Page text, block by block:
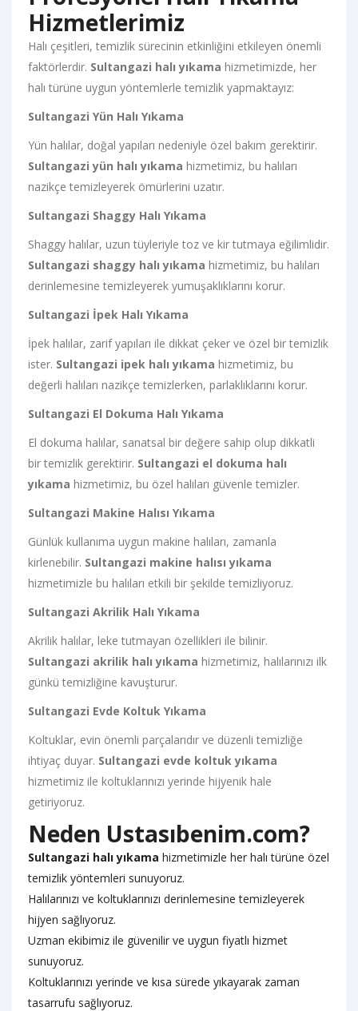
Hizmetlerimiz
Halı çeşitleri, temizlik sürecinin etkinliğini etkileyen önemli
faktörlerdir. Sultangazi halı yıkama hizmetimizde, her
halı türüne uygun yöntemlerle temizlik yapmaktayız:
Sultangazi Yün Halı Yıkama
Yün halılar, doğal yapıları nedeniyle özel bakım gerektirir.
Sultangazi yün halı yıkama hizmetimiz, bu halıları
nazikçe temizleyerek ömürlerini uzatır.
Sultangazi Shaggy Halı Yıkama
Shaggy halılar, uzun tüyleriyle toz ve kir tutmaya eğilimlidir.
Sultangazi shaggy halı yıkama hizmetimiz, bu halıları
derinlemesine temizleyerek yumuşaklıklarını korur.
Sultangazi İpek Halı Yıkama
İpek halılar, zarif yapıları ile dikkat çeker ve özel bir temizlik
ister. Sultangazi ipek halı yıkama hizmetimiz, bu
değerli halıları nazikçe temizlerken, parlaklıklarını korur.
Sultangazi El Dokuma Halı Yıkama
El dokuma halılar, sanatsal bir değere sahip olup dikkatli
bir temizlik gerektirir. Sultangazi el dokuma halı
yıkama hizmetimiz, bu özel halıları güvenle temizler.
Sultangazi Makine Halısı Yıkama
Günlük kullanıma uygun makine halıları, zamanla
kirlenebilir. Sultangazi makine halısı yıkama
hizmetimizle bu halıları etkili bir şekilde temizliyoruz.
Sultangazi Akrilik Halı Yıkama
Akrilik halılar, leke tutmayan özellikleri ile bilinir.
Sultangazi akrilik halı yıkama hizmetimiz, halılarınızı ilk
günkü temizliğine kavuşturur.
Sultangazi Evde Koltuk Yıkama
Koltuklar, evin önemli parçalarıdır ve düzenli temizliğe
ihtiyaç duyar. Sultangazi evde koltuk yıkama
hizmetimiz ile koltuklarınızı yerinde hijyenik hale
getiriyoruz.
Neden Ustasıbenim.com?
Sultangazi halı yıkama hizmetimizle her halı türüne özel
temizlik yöntemleri sunuyoruz.
Halılarınızı ve koltuklarınızı derinlemesine temizleyerek
hijyen sağlıyoruz.
Uzman ekibimiz ile güvenilir ve uygun fiyatlı hizmet
sunuyoruz.
Koltuklarınızı yerinde ve kısa sürede yıkayarak zaman
tasarrufu sağlıyoruz.